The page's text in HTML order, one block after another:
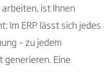
arbeiten, ist Ihnen
Im ERP lässt sich jedes
– zu jedem
generieren. Eine